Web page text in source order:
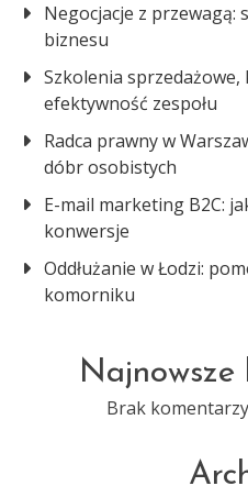
Negocjacje z przewagą:
biznesu
Szkolenia
efektywność zespołu
Radca prawny w
dóbr osobistych
E-mail marketing B2C:
konwersje
Oddłużanie w Łodzi:
komorniku
Najnowsze
Brak